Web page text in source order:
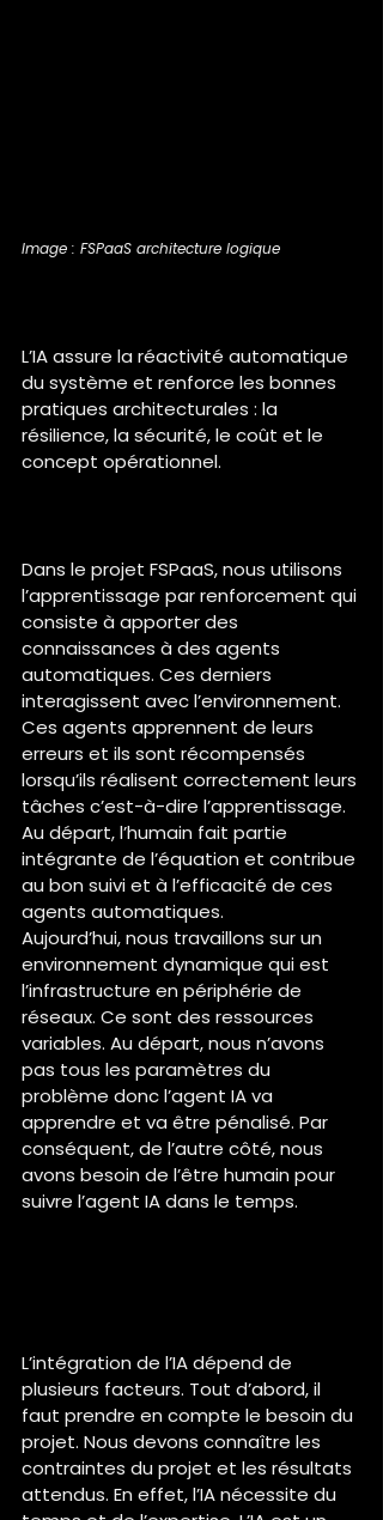
Image : FSPaaS architecture logique
L’IA assure la réactivité automatique
du système et renforce les bonnes
pratiques architecturales : la
résilience, la sécurité, le coût et le
concept opérationnel.
Dans le projet FSPaaS, nous utilisons
l’apprentissage par renforcement qui
consiste à apporter des
connaissances à des agents
automatiques. Ces derniers
interagissent avec l’environnement.
Ces agents apprennent de leurs
erreurs et ils sont récompensés
lorsqu’ils réalisent correctement leurs
tâches c’est-à-dire l’apprentissage.
Au départ, l’humain fait partie
intégrante de l’équation et contribue
au bon suivi et à l’efficacité de ces
agents automatiques.
Aujourd’hui, nous travaillons sur un
environnement dynamique qui est
l’infrastructure en périphérie de
réseaux. Ce sont des ressources
variables. Au départ, nous n’avons
pas tous les paramètres du
problème donc l’agent IA va
apprendre et va être pénalisé. Par
conséquent, de l’autre côté, nous
avons besoin de l’être humain pour
suivre l’agent IA dans le temps.
L’intégration de l’IA dépend de
plusieurs facteurs. Tout d’abord, il
faut prendre en compte le besoin du
projet. Nous devons connaître les
contraintes du projet et les résultats
attendus. En effet, l’IA nécessite du